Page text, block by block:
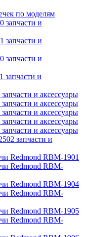
по моделям
запчасти и
запчасти и
запчасти и
запчасти и
и аксессуары
и аксессуары
и аксессуары
и аксессуары
и аксессуары
запчасти и
Redmond RBM-1901
Redmond RBM-
Redmond RBM-1904
Redmond RBM-
Redmond RBM-1905
Redmond RBM-